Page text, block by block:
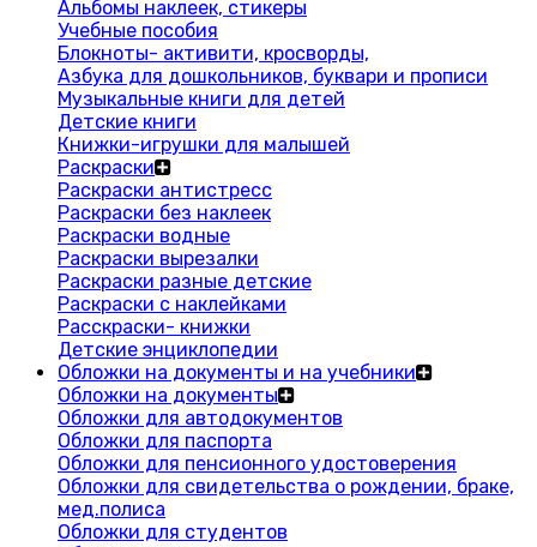
Альбомы наклеек, стикеры
Учебные пособия
Блокноты- активити, кросворды,
Азбука для дошкольников, буквари и прописи
Музыкальные книги для детей
Детские книги
Книжки-игрушки для малышей
Раскраски
Раскраски антистресс
Раскраски без наклеек
Раскраски водные
Раскраски вырезалки
Раскраски разные детские
Раскраски с наклейками
Расскраски- книжки
Детские энциклопедии
Обложки на документы и на учебники
Обложки на документы
Обложки для автодокументов
Обложки для паспорта
Обложки для пенсионного удостоверения
Обложки для свидетельства о рождении, браке,
мед.полиса
Обложки для студентов